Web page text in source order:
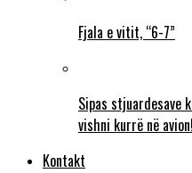
Fjala e vitit, “6-7”
Sipas stjuardesave
vishni kurrë në avion!
Kontakt